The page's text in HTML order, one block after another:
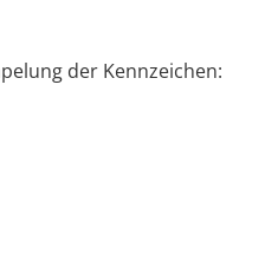
der Kennzeichen: